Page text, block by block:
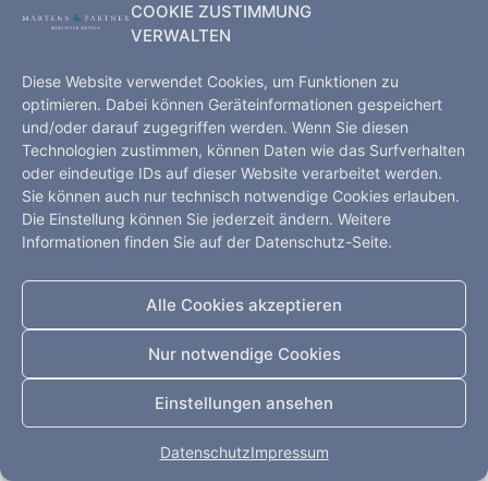
COOKIE ZUSTIMMUNG
VERWALTEN
Diese Website verwendet Cookies, um Funktionen zu
optimieren. Dabei können Geräteinformationen gespeichert
und/oder darauf zugegriffen werden. Wenn Sie diesen
Technologien zustimmen, können Daten wie das Surfverhalten
oder eindeutige IDs auf dieser Website verarbeitet werden.
Sie können auch nur technisch notwendige Cookies erlauben.
Die Einstellung können Sie jederzeit ändern. Weitere
Informationen finden Sie auf der Datenschutz-Seite.
Alle Cookies akzeptieren
Nur notwendige Cookies
Einstellungen ansehen
DatenschutzImpressum
Executive Search – Hamburg, Kopenhagen, Shanghai,
Startseite
Leistungen
Kompetenz
Impressum
Datenschutz
Kontakt
Alle Rechte vorbehalten